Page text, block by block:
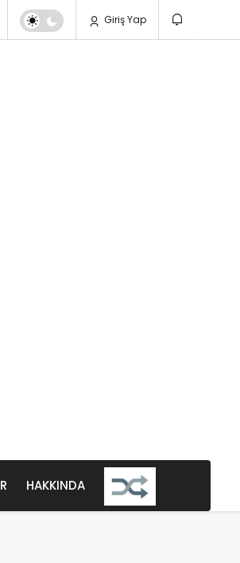
Giriş Yap
HAKKINDA